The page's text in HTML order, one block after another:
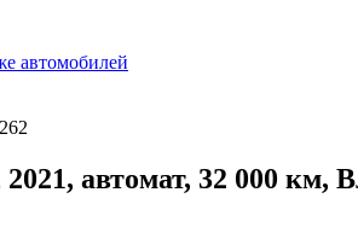
автомобилей
автомат, 32 000 км,